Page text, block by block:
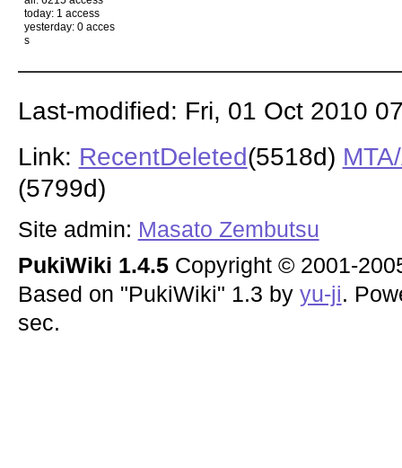
today: 1 access
yesterday: 0 acces
s
Last-modified: Fri, 01 Oct 2010
Link: RecentDeleted(5518d)
(5799d)
Site admin: Masato Zembutsu
PukiWiki 1.4.5Copyright © 2001-
Based on "PukiWiki" 1.3 by yu-ji.
sec.